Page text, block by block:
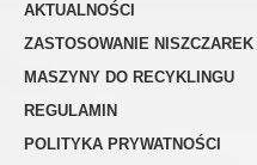
AKTUALNOŚCI
ZASTOSOWANIE NISZCZAREK
MASZYNY DO RECYKLINGU
REGULAMIN
POLITYKA PRYWATNOŚCI